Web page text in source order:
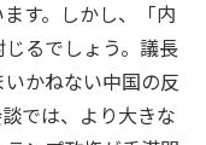
す。しかし、「内
るでしょう。議長
かねない中国の反
では、より大きな